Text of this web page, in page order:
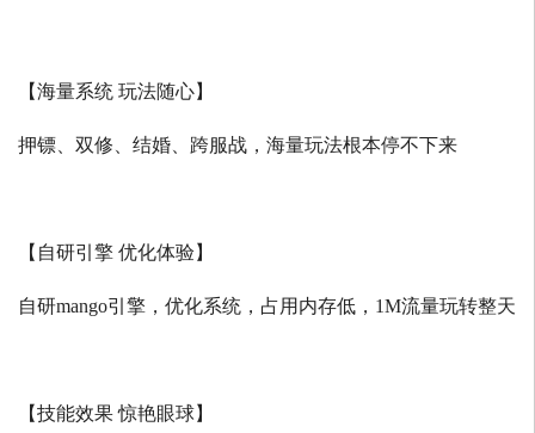
【海量系统 玩法随心】
押镖、双修、结婚、跨服战，海量玩法根本停不下来
【自研引擎 优化体验】
自研mango引擎，优化系统，占用内存低， 1M流量玩转整天
【技能效果 惊艳眼球】